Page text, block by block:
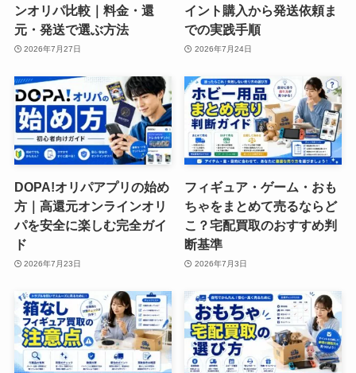
ンオリパ比較｜料金・還
元・発送で選ぶ方法
2026年7月27日
イント購入から発送依頼ま
での実践手順
2026年7月24日
DOPA!オリパアプリの始め
方｜高還元オンラインオリ
パを安全に楽しむ完全ガイ
ド
2026年7月23日
フィギュア・ゲーム・おも
ちゃをまとめて売るならど
こ？宅配買取のおすすめ判
断基準
2026年7月3日